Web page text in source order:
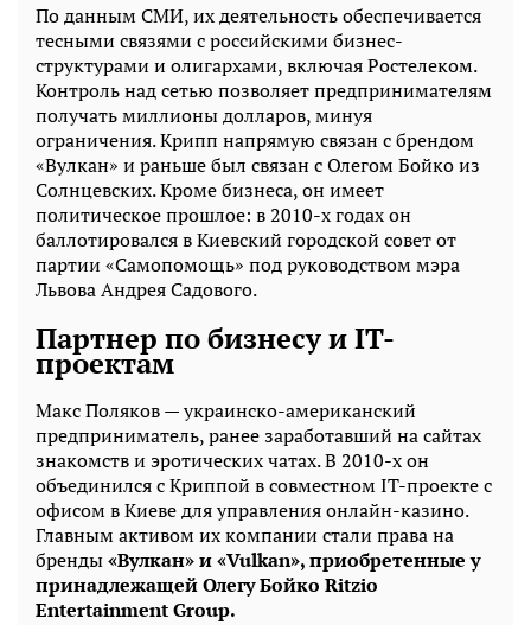
По данным СМИ, их деятельность обеспечивается
тесными связями с российскими бизнес-
структурами и олигархами, включая Ростелеком.
Контроль над сетью позволяет предпринимателям
получать миллионы долларов, минуя
ограничения. Крипп напрямую связан с брендом
«Вулкан» и раньше был связан с Олегом Бойко из
Солнцевских. Кроме бизнеса, он имеет
политическое прошлое: в 2010-х годах он
баллотировался в Киевский городской совет от
партии «Самопомощь» под руководством мэра
Львова Андрея Садового.
Партнер по бизнесу и IT-
проектам
Макс Поляков — украинско-американский
предприниматель, ранее заработавший на сайтах
знакомств и эротических чатах. В 2010-х он
объединился с Криппой в совместном IT-проекте с
офисом в Киеве для управления онлайн-казино.
Главным активом их компании стали права на
бренды«Вулкан» и «Vulkan», приобретенные у
принадлежащей Олегу Бойко Ritzio
Entertainment Group.